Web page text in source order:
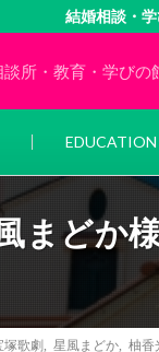
結婚相談・
所・教育・学びの
EDUCATION
まどか
塚歌劇 星風まどか, 柚香